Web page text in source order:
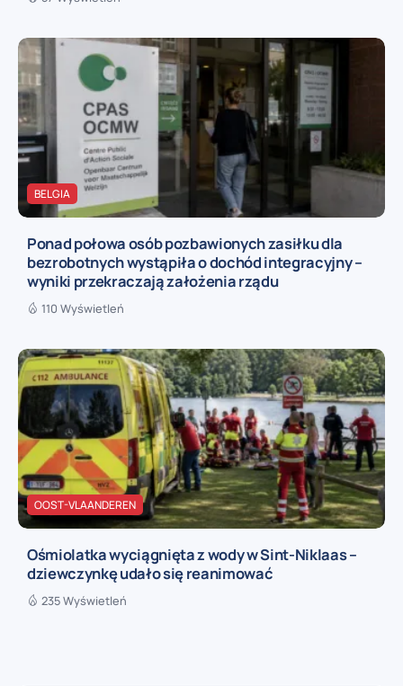
BELGIA
Ponad połowa osób pozbawionych zasiłku dla
bezrobotnych wystąpiła o dochód integracyjny –
wyniki przekraczają założenia rządu
110 Wyświetleń
OOST-VLAANDEREN
Ośmiolatka wyciągnięta z wody w Sint-Niklaas –
dziewczynkę udało się reanimować
235 Wyświetleń